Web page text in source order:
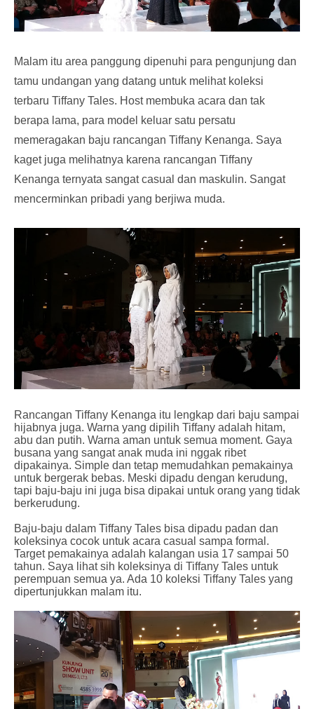
Malam itu area panggung dipenuhi para pengunjung dan
tamu undangan yang datang untuk melihat koleksi
terbaru Tiffany Tales. Host membuka acara dan tak
berapa lama, para model keluar satu persatu
memeragakan baju rancangan Tiffany Kenanga. Saya
kaget juga melihatnya karena rancangan Tiffany
Kenanga ternyata sangat casual dan maskulin. Sangat
mencerminkan pribadi yang berjiwa muda.
Rancangan Tiffany Kenanga itu lengkap dari baju sampai
hijabnya juga. Warna yang dipilih Tiffany adalah hitam,
abu dan putih. Warna aman untuk semua moment. Gaya
busana yang sangat anak muda ini nggak ribet
dipakainya. Simple dan tetap memudahkan pemakainya
untuk bergerak bebas. Meski dipadu dengan kerudung,
tapi baju-baju ini juga bisa dipakai untuk orang yang tidak
berkerudung.
Baju-baju dalam Tiffany Tales bisa dipadu padan dan
koleksinya cocok untuk acara casual sampa formal.
Target pemakainya adalah kalangan usia 17 sampai 50
tahun. Saya lihat sih koleksinya di Tiffany Tales untuk
perempuan semua ya. Ada 10 koleksi Tiffany Tales yang
dipertunjukkan malam itu.